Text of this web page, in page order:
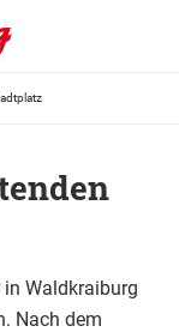
Waldkraiburg
Nach dem